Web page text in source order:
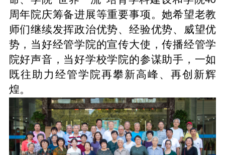
周年院庆筹备进展等重要事项。她希望老教
师们继续发挥政治优势、经验优势、威望优
势，当好经管学院的宣传大使，传播经管学
院好声音，当好学校学院的参谋助手，一如
既往助力经管学院再攀新高峰、再创新辉
煌。